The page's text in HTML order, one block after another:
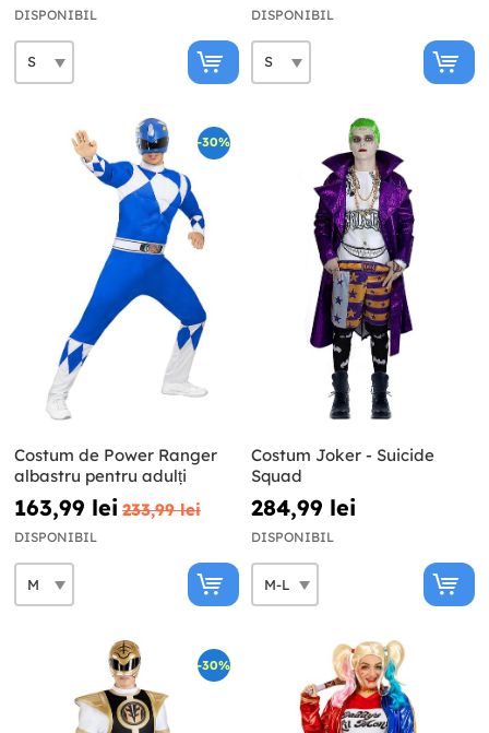
DISPONIBIL DISPONIBIL
-30%
Costum de Power Ranger
albastru pentru adulți
163,99 lei 233,99 lei
DISPONIBIL
Costum Joker - Suicide
Squad
284,99 lei
DISPONIBIL
-30%